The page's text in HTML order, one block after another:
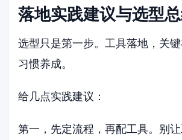
落地实践建议与选型
选型只是第一步。工具落地，关
习惯养成。
给几点实践建议：
第一，先定流程，再配工具。别